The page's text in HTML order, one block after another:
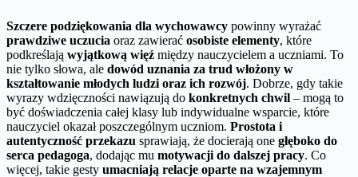
Szczere podziękowania dla wychowawcy powinny wyrażać
prawdziwe uczucia oraz zawierać osobiste elementy, które
podkreślają wyjątkową więź między nauczycielem a uczniami. To
nie tylko słowa, ale dowód uznania za trud włożony w
kształtowanie młodych ludzi oraz ich rozwój. Dobrze, gdy takie
wyrazy wdzięczności nawiązują do konkretnych chwil – mogą to
być doświadczenia całej klasy lub indywidualne wsparcie, które
nauczyciel okazał poszczególnym uczniom. Prostota i
autentyczność przekazu sprawiają, że docierają one głęboko do
serca pedagoga, dodając mu motywacji do dalszej pracy. Co
więcej, takie gesty umacniają relacje oparte na wzajemnym